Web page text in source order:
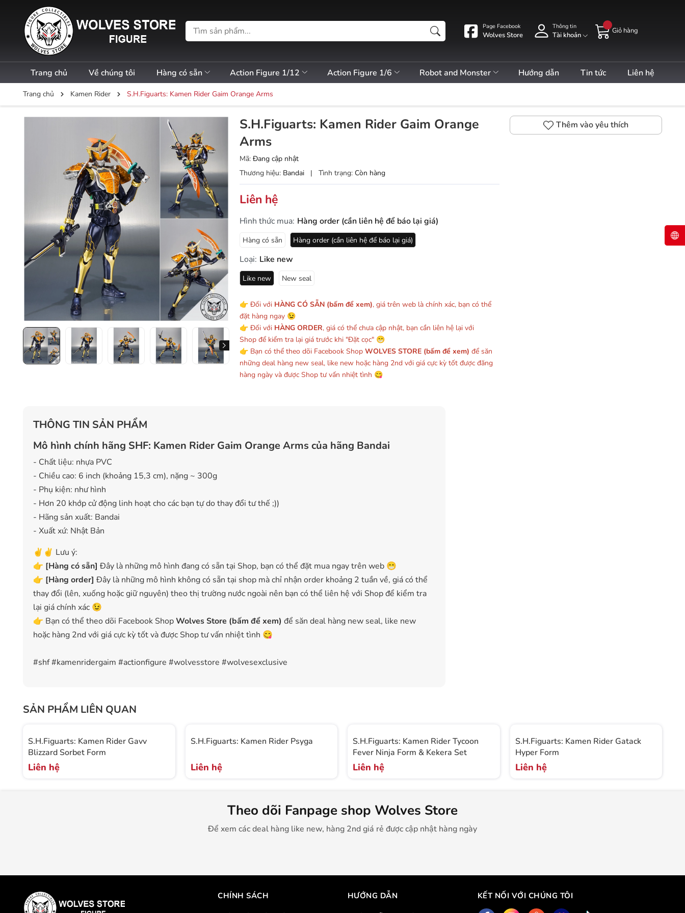
Page Facebook
Wolves Store
Thông tin
Tài khoản
Giỏ hàng
Trang chủ Về chúng tôi Hàng có sẵn Action Figure 1/12 Action Figure 1/6 Robot and Monster Hướng dẫn Tin tức Liên hệ
Trang chủ Kamen Rider S.H.Figuarts: Kamen Rider Gaim Orange Arms
S.H.Figuarts: Kamen Rider Gaim Orange
Arms
Mã: Đang cập nhật
Thương hiệu: Bandai | Tình trạng: Còn hàng
Liên hệ
Hình thức mua: Hàng order (cần liên hệ để báo lại giá)
Hàng có sẵn Hàng order (cần liên hệ để báo lại giá)
Loại: Like new
Like new New seal
👉 Đối với HÀNG CÓ SẴN (bấm để xem), giá trên web là chính xác, bạn có thể
đặt hàng ngay 😉
👉 Đối với HÀNG ORDER, giá có thể chưa cập nhật, bạn cần liên hệ lại với
Shop để kiểm tra lại giá trước khi "Đặt cọc" 😁
👉 Bạn có thể theo dõi Facebook Shop WOLVES STORE (bấm để xem) để săn
những deal hàng new seal, like new hoặc hàng 2nd với giá cực kỳ tốt được đăng
hàng ngày và được Shop tư vấn nhiệt tình 😋
Thêm vào yêu thích
THÔNG TIN SẢN PHẨM
Mô hình chính hãng SHF: Kamen Rider Gaim Orange Arms của hãng Bandai
- Chất liệu: nhựa PVC
- Chiều cao: 6 inch (khoảng 15,3 cm), nặng ~ 300g
- Phụ kiện: như hình
- Hơn 20 khớp cử động linh hoạt cho các bạn tự do thay đổi tư thế ;))
- Hãng sản xuất: Bandai
- Xuất xứ: Nhật Bản
✌️✌️ Lưu ý:
👉 [Hàng có sẵn] Đây là những mô hình đang có sẵn tại Shop, bạn có thể đặt mua ngay trên web 😁
👉 [Hàng order] Đây là những mô hình không có sẵn tại shop mà chỉ nhận order khoảng 2 tuần về, giá có thể
thay đổi (lên, xuống hoặc giữ nguyên) theo thị trường nước ngoài nên bạn có thể liên hệ với Shop để kiểm tra
lại giá chính xác 😉
👉 Bạn có thể theo dõi Facebook ShopWolves Store (bấm để xem) để săn deal hàng new seal, like new
hoặc hàng 2nd với giá cực kỳ tốt và được Shop tư vấn nhiệt tình 😋
#shf #kamenridergaim #actionfigure #wolvesstore #wolvesexclusive
SẢN PHẨM LIÊN QUAN
S.H.Figuarts: Kamen Rider Gavv
Blizzard Sorbet Form
Liên hệ
S.H.Figuarts: Kamen Rider Psyga
Liên hệ
S.H.Figuarts: Kamen Rider Tycoon
Fever Ninja Form & Kekera Set
Liên hệ
S.H.Figuarts: Kamen Rider Gatack
Hyper Form
Liên hệ
Theo dõi Fanpage shop Wolves Store
Để xem các deal hàng like new, hàng 2nd giá rẻ được cập nhật hàng ngày
CHÍNH SÁCH HƯỚNG DẪN KẾT NỐI VỚI CHÚNG TÔI